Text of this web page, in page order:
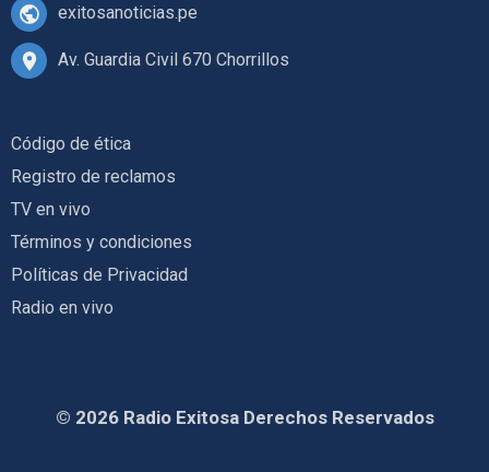
exitosanoticias.pe
Av. Guardia Civil 670 Chorrillos
Código de ética
Registro de reclamos
TV en vivo
Términos y condiciones
Políticas de Privacidad
Radio en vivo
© 2026 Radio Exitosa Derechos Reservados